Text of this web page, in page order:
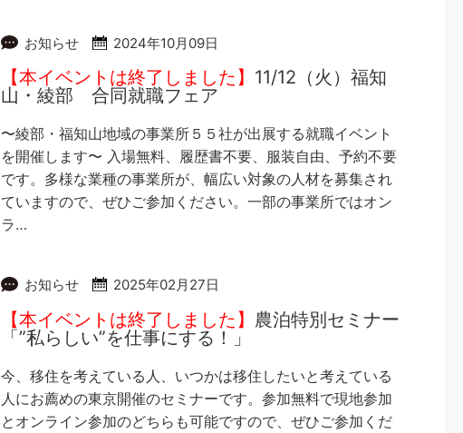
お知らせ 2024年10月09日
【本イベントは終了しました】 11/12（火）福知
山・綾部 合同就職フェア
〜綾部・福知山地域の事業所５５社が出展する就職イベント
を開催します〜 入場無料、履歴書不要、服装自由、予約不要
です。多様な業種の事業所が、幅広い対象の人材を募集され
ていますので、ぜひご参加ください。一部の事業所ではオン
ラ…
お知らせ 2025年02月27日
【本イベントは終了しました】
農泊特別セミナー
「”私らしい”を仕事にする！」
今、移住を考えている人、いつかは移住したいと考えている
人にお薦めの東京開催のセミナーです。参加無料で現地参加
とオンライン参加のどちらも可能ですので、ぜひご参加くだ